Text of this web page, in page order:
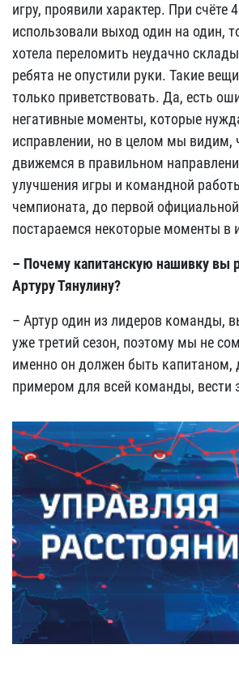
игру, проявили характер. При счёте
использовали выход один на один,
хотела переломить неудачно
ребята не опустили руки. Такие
только приветствовать. Да, есть
негативные моменты, которые
исправлении, но в целом мы видим,
движемся в правильном
улучшения игры и командной
чемпионата, до первой
постараемся некоторые моменты в
– Почему капитанскую нашивку вы
Артуру Тянулину?
– Артур один из лидеров команды,
уже третий сезон, поэтому мы не
именно он должен быть капитаном,
примером для всей команды, вести